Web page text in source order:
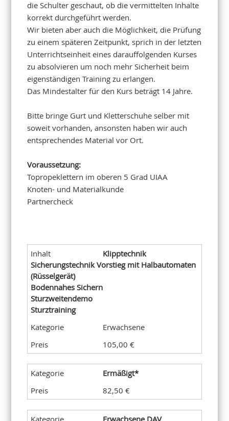
die Schulter geschaut, ob die vermittelten Inhalte
korrekt durchgeführt werden.
Wir bieten aber auch die Möglichkeit, die Prüfung
zu einem späteren Zeitpunkt, sprich in der letzten
Unterrichtseinheit eines darauffolgenden Kurses
zu absolvieren um noch mehr Sicherheit beim
eigenständigen Training zu erlangen.
Das Mindestalter für den Kurs beträgt 14 Jahre.
Bitte bringe Gurt und Kletterschuhe selber mit
soweit vorhanden, ansonsten haben wir auch
entsprechendes Material vor Ort.
Voraussetzung:
Topropeklettern im oberen 5 Grad UIAA
Knoten- und Materialkunde
Partnercheck
Klipptechnik
Sicherungstechnik Vorstieg mit Halbautomaten
(Rüsselgerät)
Bodennahes Sichern
Sturzweitendemo
Sturztraining
Erwachsene
105,00 €
Ermäßigt*
82,50 €
Erwachsene DAV